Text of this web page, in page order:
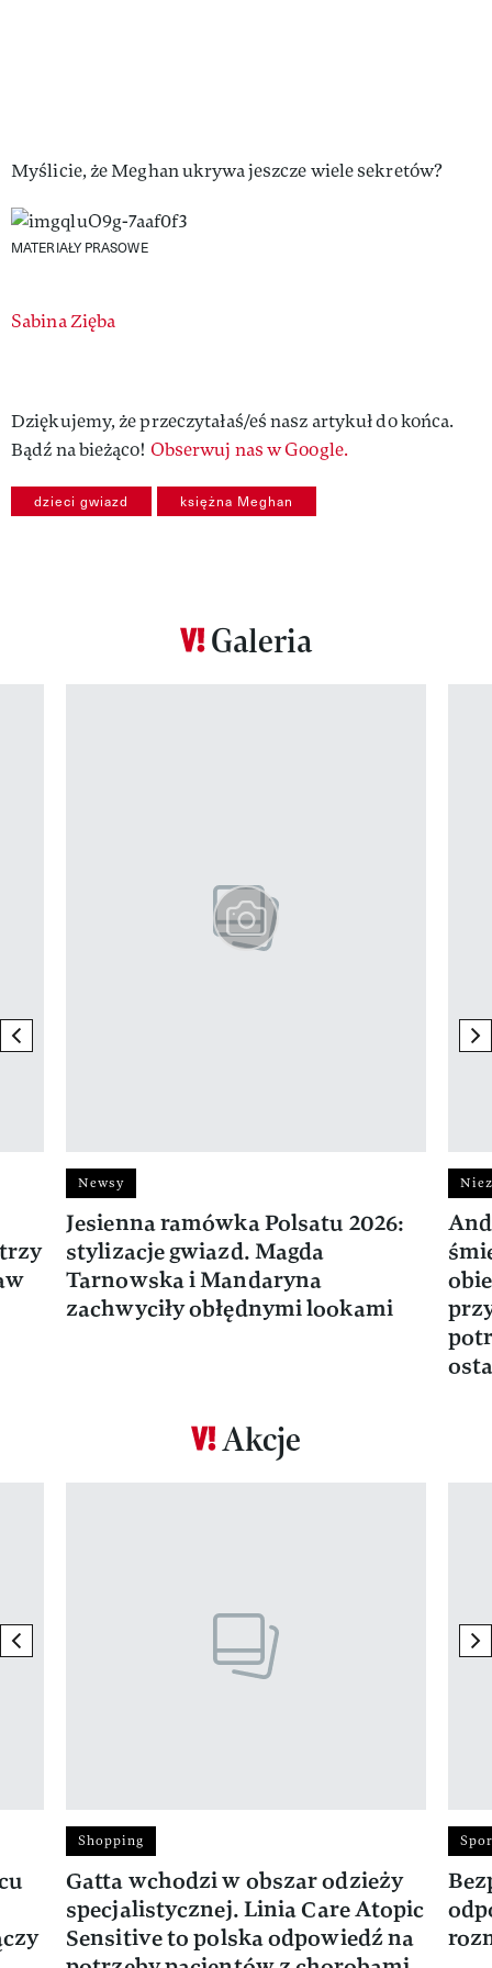
Myślicie, że Meghan ukrywa jeszcze wiele sekretów?
MATERIAŁY PRASOWE
Authors
Sabina Zięba
Dziękujemy, że przeczytałaś/eś nasz artykuł do końca.
Bądź na bieżąco! Obserwuj nas w Google.
dzieci gwiazd księżna Meghan
Galeria
previous element
Newsy
Jesienna ramówka Polsatu 2026:
stylizacje gwiazd. Magda
Tarnowska i Mandaryna
zachwyciły obłędnymi lookami
Akcje
previous element
Shopping
Gatta wchodzi w obszar odzieży
specjalistycznej. Linia Care Atopic
Sensitive to polska odpowiedź na